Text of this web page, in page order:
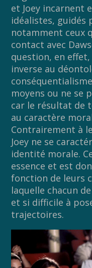
et Joey incarnent
idéalistes, guidés
notamment ceux
contact avec
question, en
inverse au
moyens ou ne se
car le résultat de
au caractère
Contrairement à
Joey ne se
identité morale.
essence et est
fonction de leurs
laquelle chacun
et si difficile à
trajectoires.